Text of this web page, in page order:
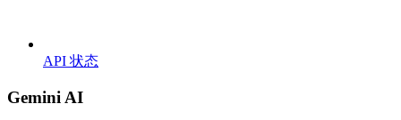
API 状态
Gemini AI